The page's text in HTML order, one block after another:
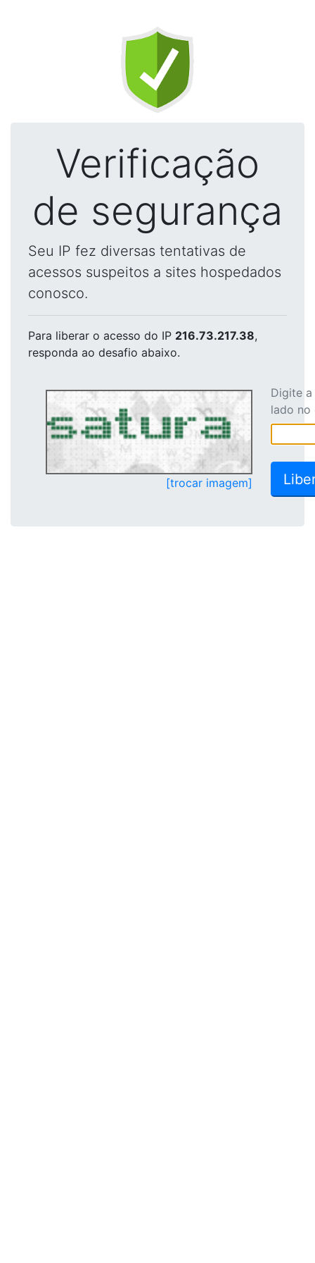
Verificação
de segurança
Seu IP fez diversas tentativas de
acessos suspeitos a sites hospedados
conosco.
Para liberar o acesso do IP 216.73.217.38,
responda ao desafio abaixo.
[trocar imagem]
Digite
lado no